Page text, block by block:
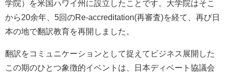
学院）を米国ハワイ州に設立したことです。大学院はそこ
から20余年、 5回のRe-accreditation(再審査)を経て、再び日
本の地で翻訳教育を再開しました。
翻訳をコミュニケーションとして捉えてビジネス展開した
この期のひとつ象徴的イベントは、日本ディベート協議会